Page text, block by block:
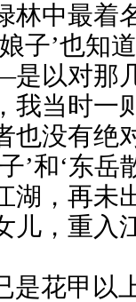
林中最着
子’也知
以对那
我当时一
也没有绝
’和‘东
湖，再未
儿，重入
是花甲以